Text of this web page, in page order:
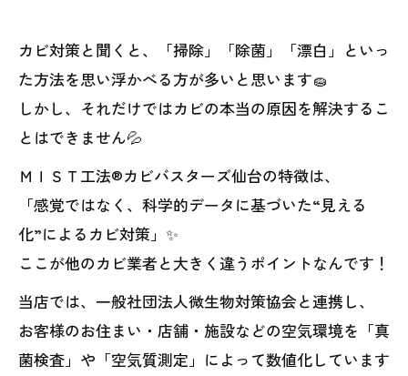
カビ対策と聞くと、「掃除」「除菌」「漂白」といっ
た方法を思い浮かべる方が多いと思います🧽
しかし、それだけではカビの本当の原因を解決するこ
とはできません💦
ＭＩＳＴ工法®カビバスターズ仙台の特徴は、
「感覚ではなく、科学的データに基づいた“見える
化”によるカビ対策」✨
ここが他のカビ業者と大きく違うポイントなんです！
当店では、一般社団法人微生物対策協会と連携し、
お客様のお住まい・店舗・施設などの空気環境を「真
菌検査」や「空気質測定」によって数値化しています